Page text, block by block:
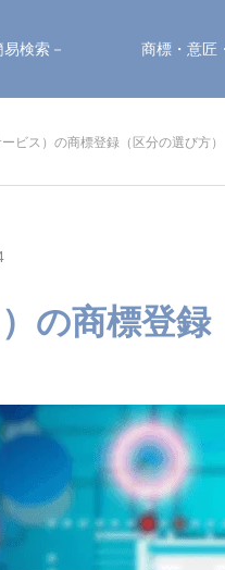
検索－ 商標・意匠
ビス）の商標登録（区分の選び方）
の商標登録